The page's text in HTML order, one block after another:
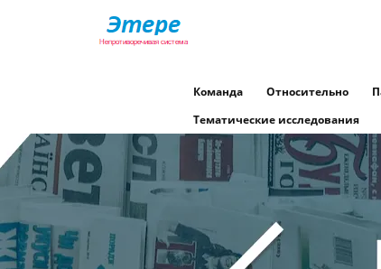
Команда Относительно
Тематические исследования